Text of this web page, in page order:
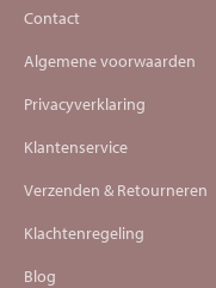
Contact
Algemene voorwaarden
Privacyverklaring
Klantenservice
Verzenden & Retourneren
Klachtenregeling
Blog